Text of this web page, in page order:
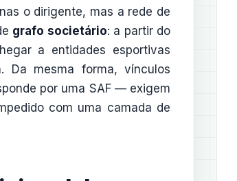
o dirigente, mas a rede de
grafo societário: a partir do
a entidades esportivas
Da mesma forma, vínculos
por uma SAF — exigem
com uma camada de